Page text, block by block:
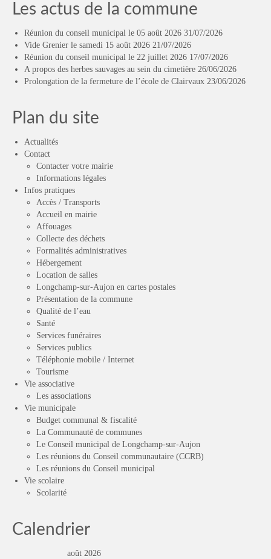
Les actus de la commune
Réunion du conseil municipal le 05 août 2026 31/07/2026
Vide Grenier le samedi 15 août 2026 21/07/2026
Réunion du conseil municipal le 22 juillet 2026 17/07/2026
A propos des herbes sauvages au sein du cimetière 26/06/2026
Prolongation de la fermeture de l’école de Clairvaux 23/06/2026
Plan du site
Actualités
Contact
Contacter votre mairie
Informations légales
Infos pratiques
Accès / Transports
Accueil en mairie
Affouages
Collecte des déchets
Formalités administratives
Hébergement
Location de salles
Longchamp-sur-Aujon en cartes postales
Présentation de la commune
Qualité de l’eau
Santé
Services funéraires
Services publics
Téléphonie mobile / Internet
Tourisme
Vie associative
Les associations
Vie municipale
Budget communal & fiscalité
La Communauté de communes
Le Conseil municipal de Longchamp-sur-Aujon
Les réunions du Conseil communautaire (CCRB)
Les réunions du Conseil municipal
Vie scolaire
Scolarité
Calendrier
août 2026